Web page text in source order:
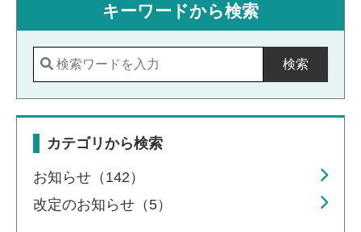
キーワードから検索
検索
カテゴリから検索
お知らせ（142）
改定のお知らせ（5）